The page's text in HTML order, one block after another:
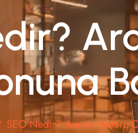
Prodüksiyon
E-
SEO Nedir? Arama Motoru